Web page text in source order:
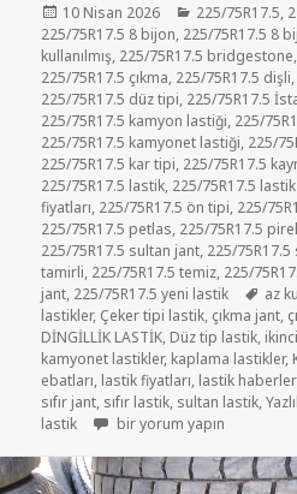
Yayın
tarihi
10 Nisan 2026 Kategoriler
225/75R17.5,
225/75R17.5 8 bijon, 225/75R17.5 8
kullanılmış, 225/75R17.5 bridgestone,
225/75R17.5 çıkma, 225/75R17.5 dişli,
225/75R17.5 düz tipi, 225/75R17.5
225/75R17.5 kamyon lastiği, 225/
225/75R17.5 kamyonet lastiği, 225/
225/75R17.5 kar tipi, 225/75R17.5
225/75R17.5 lastik, 225/75R17.5
fiyatları, 225/75R17.5 ön tipi, 225/
225/75R17.5 petlas, 225/75R17.5
225/75R17.5 sultan jant, 225/
tamirli, 225/75R17.5 temiz, 225/
jant, 225/75R17.5 yeni lastik az
lastikler, Çeker tipi lastik, çıkma jant,
DİNGİLLİK LASTİK, Düz tip lastik,
kamyonet lastikler, kaplama lastikler,
ebatları, lastik fiyatları, lastik
sıfır jant, sıfır lastik, sultan lastik,
lastik
225-75R17.5 İKİNCİ EL
bir yorum yapın